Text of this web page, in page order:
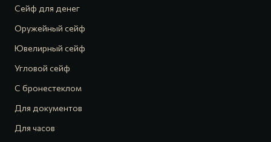
Сейф для денег
Оружейный сейф
Ювелирный сейф
Угловой сейф
С бронестеклом
Для документов
Для часов